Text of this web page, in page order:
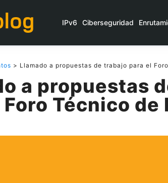
IPv6 Ciberseguridad
> Llamado a propuestas de trabajo para el
a propuestas
Técnico de